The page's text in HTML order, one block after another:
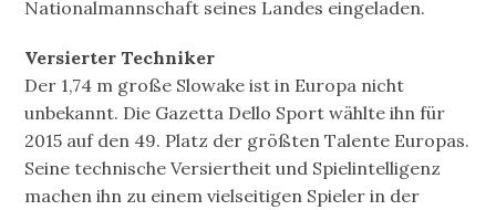
Nationalmannschaft seines Landes eingeladen.
Versierter Techniker
Der 1,74 m große Slowake ist in Europa nicht
unbekannt. Die Gazetta Dello Sport wählte ihn für
2015 auf den 49. Platz der größten Talente Europas.
Seine technische Versiertheit und Spielintelligenz
machen ihn zu einem vielseitigen Spieler in der